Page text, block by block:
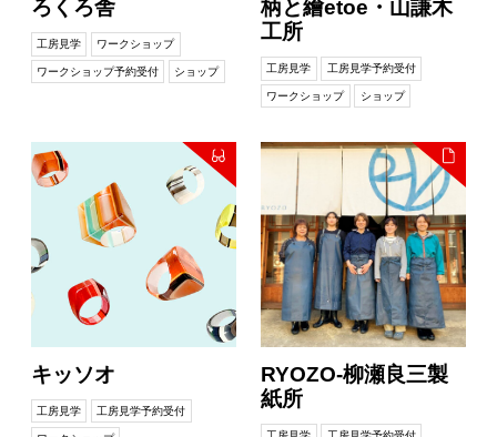
ろくろ舎
工房見学 ワークショップ
ワークショップ予約受付 ショップ
柄と繪etoe・山謙木
工所
工房見学 工房見学予約受付
ワークショップ ショップ
キッソオ
工房見学 工房見学予約受付
RYOZO-柳瀬良三製
紙所